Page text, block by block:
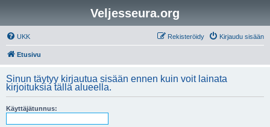
Veljesseura.org
UKK Kirjaudu sisään
Rekisteröidy
Etusivu
Sinun täytyy kirjautua sisään ennen kuin voit lainata
kirjoituksia tällä alueella.
Käyttäjätunnus: